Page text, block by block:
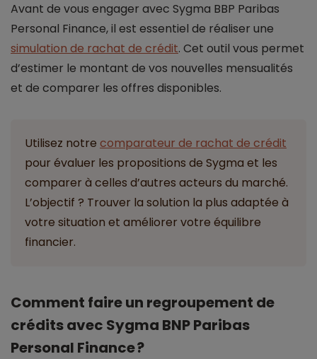
Avant de vous engager avec Sygma BBP Paribas
Personal Finance, il est essentiel de réaliser une
simulation de rachat de crédit. Cet outil vous permet
d’estimer le montant de vos nouvelles mensualités
et de comparer les offres disponibles.
Utilisez notre comparateur de rachat de crédit
pour évaluer les propositions de Sygma et les
comparer à celles d’autres acteurs du marché.
L’objectif ? Trouver la solution la plus adaptée à
votre situation et améliorer votre équilibre
financier.
Comment faire un regroupement de
crédits avec Sygma BNP Paribas
Personal Finance ?